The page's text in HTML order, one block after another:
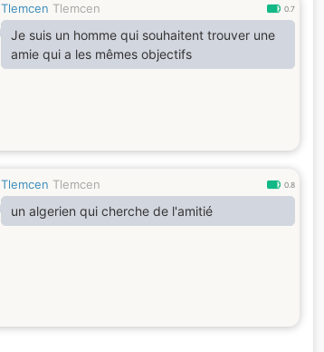
et à l’écoute, je crois en l’importance de la
communication et de la complicité dans une
relation. Si tu aimes rire, découvrir et vivre des
aventures, je serais ravi de te rencontrer et de
Tlemcen Tlemcen 0.7
Je suis un homme qui souhaitent trouver une
amie qui a les mêmes objectifs
Tlemcen Tlemcen 0.8
un algerien qui cherche de l'amitié